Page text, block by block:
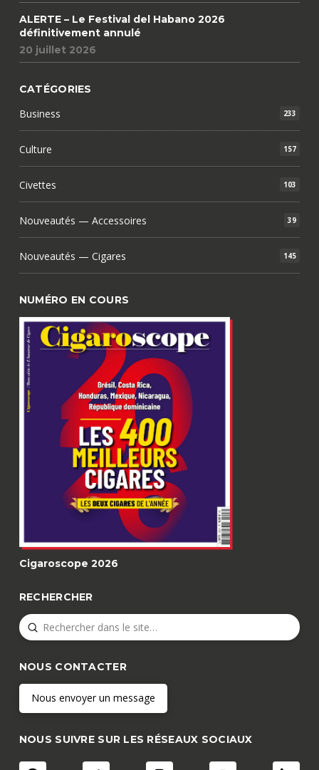
ALERTE – Le Festival del Habano 2026
définitivement annulé
20 juillet 2026
CATÉGORIES
Business 233
Culture 157
Civettes 103
Nouveautés — Accessoires 39
Nouveautés — Cigares 145
NUMÉRO EN COURS
Cigaroscope 2026
RECHERCHER
Search
Submit
NOUS CONTACTER
Nous envoyer un message
NOUS SUIVRE SUR LES RÉSEAUX SOCIAUX